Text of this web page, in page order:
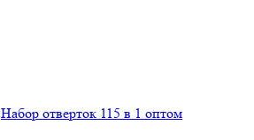
Набор отверток 115 в 1 оптом